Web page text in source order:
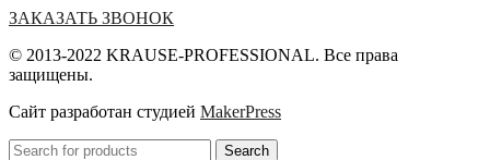
ЗАКАЗАТЬ ЗВОНОК
© 2013-2022 KRAUSE-PROFESSIONAL. Все права
защищены.
Сайт разработан студией MakerPress
Search